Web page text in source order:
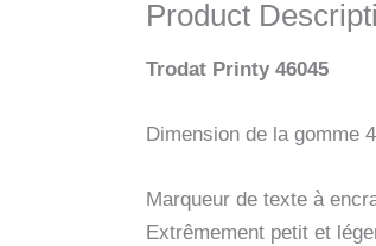
Product
Trodat Printy 46045
Dimension de la gomme
Marqueur de texte à
Extrêmement petit et